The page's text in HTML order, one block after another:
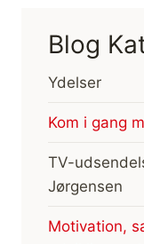
Blog
Ydelser
Kom i gang
TV-
Jørgensen
Motivation,